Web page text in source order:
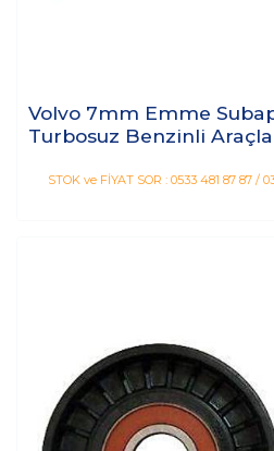
Volvo 7mm Emme
Turbosuz Benzinli
STOK ve FİYAT SOR : 0533 481 87 87 /